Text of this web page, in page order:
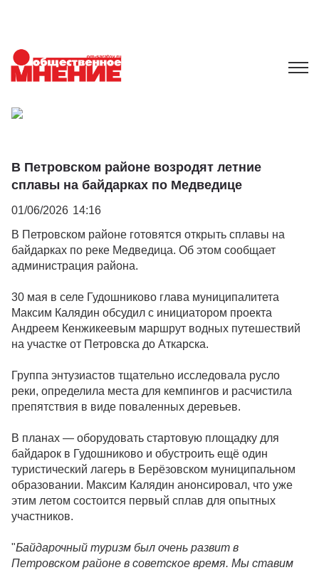
В Петровском районе возродят летние
сплавы на байдарках по Медведице
01/06/2026 14:16
В Петровском районе готовятся открыть сплавы на
байдарках по реке Медведица. Об этом сообщает
администрация района.
30 мая в селе Гудошниково глава муниципалитета
Максим Калядин обсудил с инициатором проекта
Андреем Кенжикеевым маршрут водных путешествий
на участке от Петровска до Аткарска.
Группа энтузиастов тщательно исследовала русло
реки, определила места для кемпингов и расчистила
препятствия в виде поваленных деревьев.
В планах — оборудовать стартовую площадку для
байдарок в Гудошниково и обустроить ещё один
туристический лагерь в Берёзовском муниципальном
образовании. Максим Калядин анонсировал, что уже
этим летом состоится первый сплав для опытных
участников.
"Байдарочный туризм был очень развит в
Петровском районе в советское время. Мы ставим